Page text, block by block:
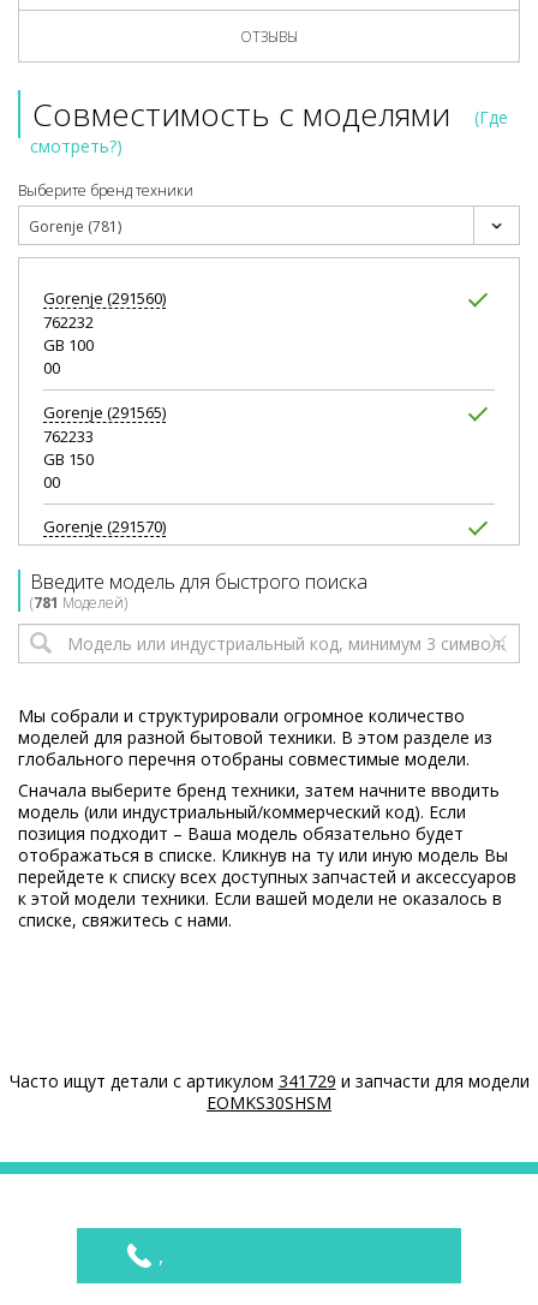
ОТЗЫВЫ
Совместимость с моделями
(Где
смотреть?)
Выберите бренд техники
Gorenje (781)
Gorenje (291560)
762232
GB 100
00
Gorenje (291565)
762233
GB 150
00
Gorenje (291570)
762234
00
Gorenje105313210
373103
00
Gorenje105313211
TC 100 E
00
Gorenje 105313212
373107
TC 120 E
Gorenje
20075560
00
449952
Введите модель для быстрого поиска
(781 Моделей)
Мы собрали и структурировали огромное количество
моделей для разной бытовой техники. В этом разделе из
глобального перечня отобраны совместимые модели.
Сначала выберите бренд техники, затем начните вводить
модель (или индустриальный/коммерческий код). Если
позиция подходит – Ваша модель обязательно будет
отображаться в списке. Кликнув на ту или иную модель Вы
перейдете к списку всех доступных запчастей и аксессуаров
к этой модели техники. Если вашей модели не оказалось в
списке, свяжитесь с нами.
Часто ищут детали с артикулом 341729 и запчасти для модели
EOMKS30SHSM
,